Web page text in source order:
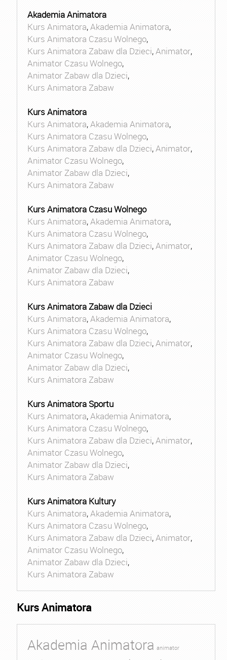
Akademia Animatora
Kurs Animatora,Akademia Animatora,
Kurs Animatora Czasu Wolnego,
Kurs Animatora Zabaw dla Dzieci,Animator,
Animator Czasu Wolnego,
Animator Zabaw dla Dzieci,
Kurs Animatora Zabaw
Kurs Animatora
Kurs Animatora,Akademia Animatora,
Kurs Animatora Czasu Wolnego,
Kurs Animatora Zabaw dla Dzieci,Animator,
Animator Czasu Wolnego,
Animator Zabaw dla Dzieci,
Kurs Animatora Zabaw
Kurs Animatora Czasu Wolnego
Kurs Animatora,Akademia Animatora,
Kurs Animatora Czasu Wolnego,
Kurs Animatora Zabaw dla Dzieci,Animator,
Animator Czasu Wolnego,
Animator Zabaw dla Dzieci,
Kurs Animatora Zabaw
Kurs Animatora Zabaw dla Dzieci
Kurs Animatora,Akademia Animatora,
Kurs Animatora Czasu Wolnego,
Kurs Animatora Zabaw dla Dzieci,Animator,
Animator Czasu Wolnego,
Animator Zabaw dla Dzieci,
Kurs Animatora Zabaw
Kurs Animatora Sportu
Kurs Animatora,Akademia Animatora,
Kurs Animatora Czasu Wolnego,
Kurs Animatora Zabaw dla Dzieci,Animator,
Animator Czasu Wolnego,
Animator Zabaw dla Dzieci,
Kurs Animatora Zabaw
Kurs Animatora Kultury
Kurs Animatora,Akademia Animatora,
Kurs Animatora Czasu Wolnego,
Kurs Animatora Zabaw dla Dzieci,Animator,
Animator Czasu Wolnego,
Animator Zabaw dla Dzieci,
Kurs Animatora Zabaw
Kurs Animatora
Akademia Animatora animator